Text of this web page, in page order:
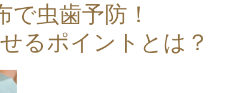
で虫歯予防！
るポイントとは？